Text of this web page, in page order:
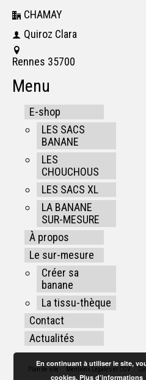
CHAMAY
Quiroz Clara
Rennes 35700
Menu
E-shop
LES SACS
BANANE
LES
CHOUCHOUS
LES SACS XL
LA BANANE
SUR-MESURE
À propos
Le sur-mesure
Créer sa
banane
La tissu-thèque
Contact
Actualités
Plan de site Mentions Légales et CGV
En continuant à utiliser le site,
cookies.Plus d’informations